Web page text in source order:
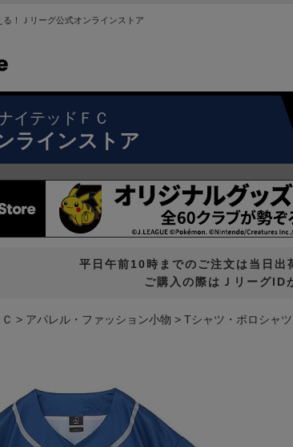
！Ｊリーグ公式オンラインストア
イテッドＦＣ
ラインストア
平日午前10時までのご注文は当日出
ご購入の際はＪリーグID
アパレル・ファッション小物 Tシャツ・ポロシャツ